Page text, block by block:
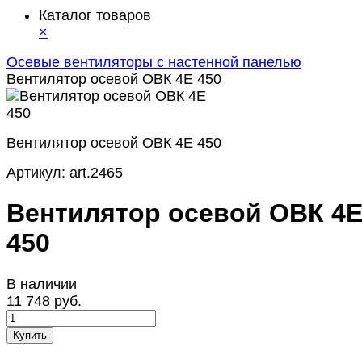
Каталог товаров
×
Осевые вентиляторы с настенной панелью
Вентилятор осевой ОВК 4Е 450
Вентилятор осевой ОВК 4Е 450
Артикул: art.2465
Вентилятор осевой ОВК 4Е
450
В наличии
11 748 руб.
Купить